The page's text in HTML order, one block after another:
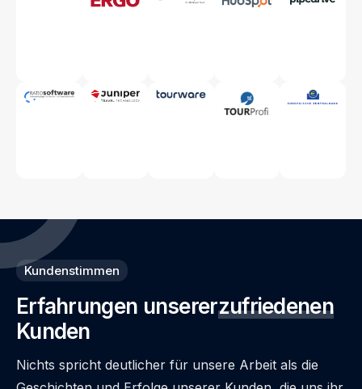
Kundenstimmen
Erfahrungen unsererzufriedenen
Kunden
Nichts spricht deutlicher für unsere Arbeit als die